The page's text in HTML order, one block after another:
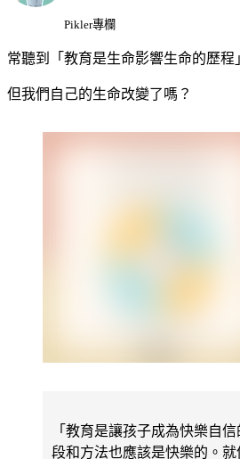
Pikler專欄
常聽到「教育是生命影響生命的歷程
但我們自己的生命改變了嗎？
「教育是讓孩子成為快樂自
段和方法也應該是快樂的。